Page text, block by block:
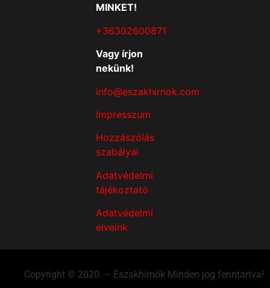
MINKET!
+36302600871
Vagy írjon
nekünk!
info@eszakhirnok.com
Impresszum
Hozzászólás
szabályai
Adatvédelmi
tájékoztató
Adatvédelmi
elveink
Copyright © 2020. – Északhírnök Minden jog fenntartva!